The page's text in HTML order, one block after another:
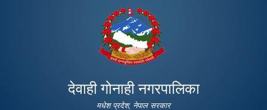
main
content
देवाही गोनाही नगरपालिका
मधेश प्रदेश, नेपाल सरकार